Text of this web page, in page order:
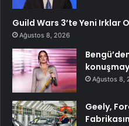
Guild Wars 3’te Yeni Irklar
Ağustos 8, 2026
Ağustos 8,
Geely,